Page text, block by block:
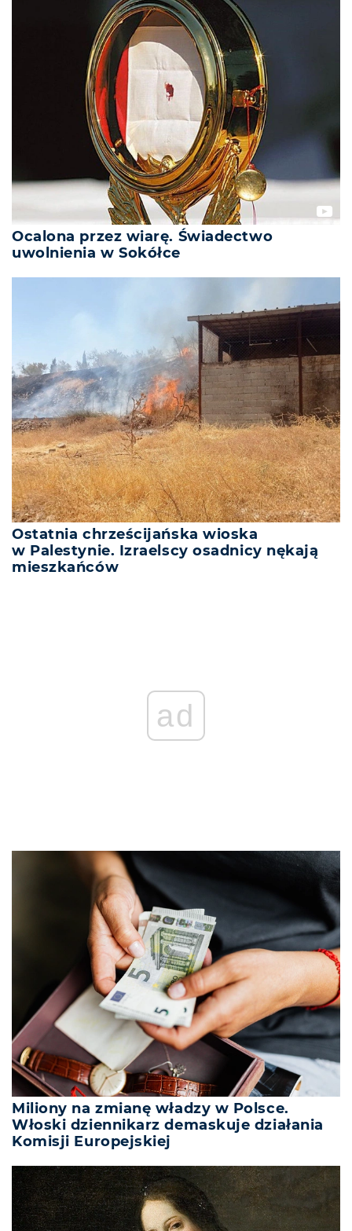
Ocalona przez wiarę. Świadectwo
uwolnienia w Sokółce
Ostatnia chrześcijańska wioska
w Palestynie. Izraelscy osadnicy nękają
mieszkańców
ad
Miliony na zmianę władzy w Polsce.
Włoski dziennikarz demaskuje działania
Komisji Europejskiej